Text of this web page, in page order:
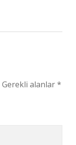
Gerekli alanlar*